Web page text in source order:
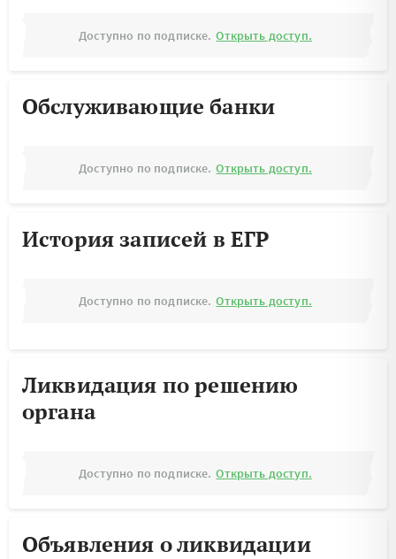
Доступно по подписке. Открыть доступ.
Обслуживающие банки
Доступно по подписке. Открыть доступ.
История записей в ЕГР
Доступно по подписке. Открыть доступ.
Ликвидация по решению
органа
Доступно по подписке. Открыть доступ.
Объявления о ликвидации